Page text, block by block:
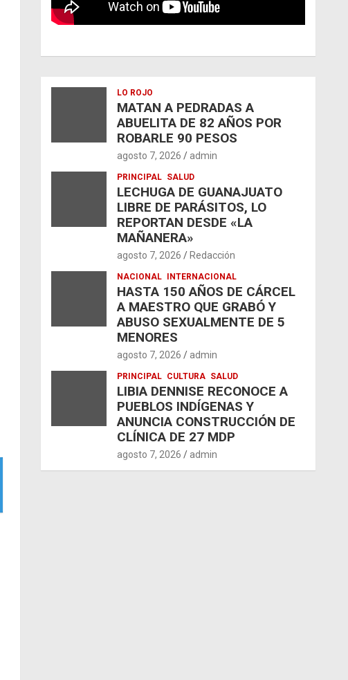
LO ROJO
MATAN A PEDRADAS A
ABUELITA DE 82 AÑOS POR
ROBARLE 90 PESOS
agosto 7, 2026 admin
PRINCIPAL SALUD
LECHUGA DE GUANAJUATO
LIBRE DE PARÁSITOS, LO
REPORTAN DESDE «LA
MAÑANERA»
agosto 7, 2026 Redacción
NACIONAL INTERNACIONAL
HASTA 150 AÑOS DE CÁRCEL
A MAESTRO QUE GRABÓ Y
ABUSO SEXUALMENTE DE 5
MENORES
agosto 7, 2026 admin
PRINCIPAL CULTURA SALUD
LIBIA DENNISE RECONOCE A
PUEBLOS INDÍGENAS Y
ANUNCIA CONSTRUCCIÓN DE
CLÍNICA DE 27 MDP
agosto 7, 2026 admin